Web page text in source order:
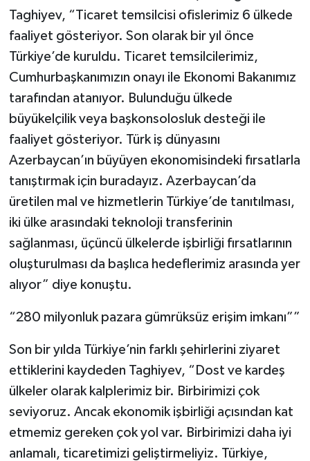
Taghiyev, “Ticaret temsilcisi ofislerimiz 6 ülkede
faaliyet gösteriyor. Son olarak bir yıl önce
Türkiye’de kuruldu. Ticaret temsilcilerimiz,
Cumhurbaşkanımızın onayı ile Ekonomi Bakanımız
tarafından atanıyor. Bulunduğu ülkede
büyükelçilik veya başkonsolosluk desteği ile
faaliyet gösteriyor. Türk iş dünyasını
Azerbaycan’ın büyüyen ekonomisindeki fırsatlarla
tanıştırmak için buradayız. Azerbaycan’da
üretilen mal ve hizmetlerin Türkiye’de tanıtılması,
iki ülke arasındaki teknoloji transferinin
sağlanması, üçüncü ülkelerde işbirliği fırsatlarının
oluşturulması da başlıca hedeflerimiz arasında yer
alıyor” diye konuştu.
“280 milyonluk pazara gümrüksüz erişim imkanı””
Son bir yılda Türkiye’nin farklı şehirlerini ziyaret
ettiklerini kaydeden Taghiyev, “Dost ve kardeş
ülkeler olarak kalplerimiz bir. Birbirimizi çok
seviyoruz. Ancak ekonomik işbirliği açısından kat
etmemiz gereken çok yol var. Birbirimizi daha iyi
anlamalı, ticaretimizi geliştirmeliyiz. Türkiye,